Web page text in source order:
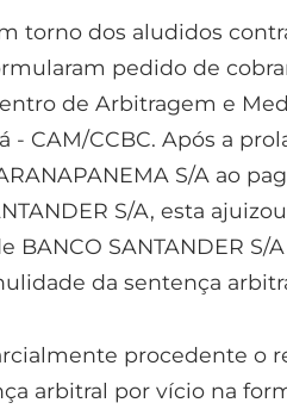
torno dos aludidos
pedido de
de Arbitragem e
- CAM/CCBC. Após a
S/A ao
S/A, esta
SANTANDER S/
da sentença
procedente o
arbitral por vício na